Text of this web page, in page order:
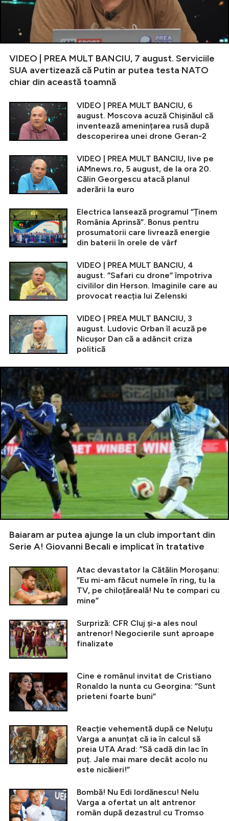
VIDEO | PREA MULT BANCIU, 7 august. Serviciile
SUA avertizează că Putin ar putea testa NATO
chiar din această toamnă
VIDEO | PREA MULT BANCIU, 6
august. Moscova acuză Chișinăul că
inventează amenințarea rusă după
descoperirea unei drone Geran-2
VIDEO | PREA MULT BANCIU, live pe
iAMnews.ro, 5 august, de la ora 20.
Călin Georgescu atacă planul
aderării la euro
Electrica lansează programul ”Ținem
România Aprinsă”. Bonus pentru
prosumatorii care livrează energie
din baterii în orele de vârf
VIDEO | PREA MULT BANCIU, 4
august. ”Safari cu drone” împotriva
civililor din Herson. Imaginile care au
provocat reacția lui Zelenski
VIDEO | PREA MULT BANCIU, 3
august. Ludovic Orban îl acuză pe
Nicușor Dan că a adâncit criza
politică
Baiaram ar putea ajunge la un club important din
Serie A! Giovanni Becali e implicat în tratative
Atac devastator la Cătălin Moroșanu:
”Eu mi-am făcut numele în ring, tu la
TV, pe chiloțăreală! Nu te compari cu
mine”
Surpriză: CFR Cluj și-a ales noul
antrenor! Negocierile sunt aproape
finalizate
Cine e românul invitat de Cristiano
Ronaldo la nunta cu Georgina: ”Sunt
prieteni foarte buni”
Reacție vehementă după ce Neluțu
Varga a anunțat că ia în calcul să
preia UTA Arad: ”Să cadă din lac în
puț. Jale mai mare decât acolo nu
este nicăieri!”
Bombă! Nu Edi Iordănescu! Nelu
Varga a ofertat un alt antrenor
român după dezastrul cu Tromso